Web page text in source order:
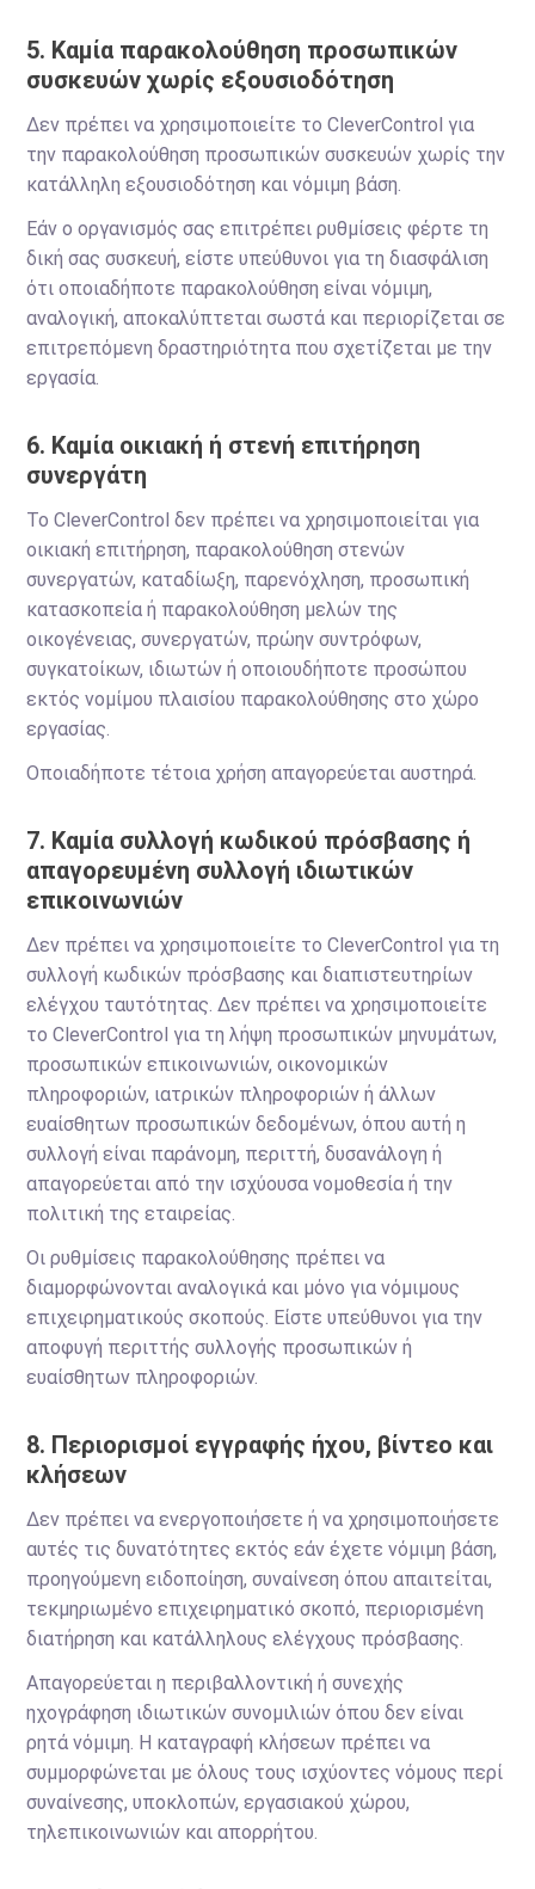
5. Καμία παρακολούθηση προσωπικών
συσκευών χωρίς εξουσιοδότηση
Δεν πρέπει να χρησιμοποιείτε το CleverControl για
την παρακολούθηση προσωπικών συσκευών χωρίς την
κατάλληλη εξουσιοδότηση και νόμιμη βάση.
Εάν ο οργανισμός σας επιτρέπει ρυθμίσεις φέρτε τη
δική σας συσκευή, είστε υπεύθυνοι για τη διασφάλιση
ότι οποιαδήποτε παρακολούθηση είναι νόμιμη,
αναλογική, αποκαλύπτεται σωστά και περιορίζεται σε
επιτρεπόμενη δραστηριότητα που σχετίζεται με την
εργασία.
6. Καμία οικιακή ή στενή επιτήρηση
συνεργάτη
Το CleverControl δεν πρέπει να χρησιμοποιείται για
οικιακή επιτήρηση, παρακολούθηση στενών
συνεργατών, καταδίωξη, παρενόχληση, προσωπική
κατασκοπεία ή παρακολούθηση μελών της
οικογένειας, συνεργατών, πρώην συντρόφων,
συγκατοίκων, ιδιωτών ή οποιουδήποτε προσώπου
εκτός νομίμου πλαισίου παρακολούθησης στο χώρο
εργασίας.
Οποιαδήποτε τέτοια χρήση απαγορεύεται αυστηρά.
7. Καμία συλλογή κωδικού πρόσβασης ή
απαγορευμένη συλλογή ιδιωτικών
επικοινωνιών
Δεν πρέπει να χρησιμοποιείτε το CleverControl για τη
συλλογή κωδικών πρόσβασης και διαπιστευτηρίων
ελέγχου ταυτότητας. Δεν πρέπει να χρησιμοποιείτε
το CleverControl για τη λήψη προσωπικών μηνυμάτων,
προσωπικών επικοινωνιών, οικονομικών
πληροφοριών, ιατρικών πληροφοριών ή άλλων
ευαίσθητων προσωπικών δεδομένων, όπου αυτή η
συλλογή είναι παράνομη, περιττή, δυσανάλογη ή
απαγορεύεται από την ισχύουσα νομοθεσία ή την
πολιτική της εταιρείας.
Οι ρυθμίσεις παρακολούθησης πρέπει να
διαμορφώνονται αναλογικά και μόνο για νόμιμους
επιχειρηματικούς σκοπούς. Είστε υπεύθυνοι για την
αποφυγή περιττής συλλογής προσωπικών ή
ευαίσθητων πληροφοριών.
8. Περιορισμοί εγγραφής ήχου, βίντεο και
κλήσεων
Δεν πρέπει να ενεργοποιήσετε ή να χρησιμοποιήσετε
αυτές τις δυνατότητες εκτός εάν έχετε νόμιμη βάση,
προηγούμενη ειδοποίηση, συναίνεση όπου απαιτείται,
τεκμηριωμένο επιχειρηματικό σκοπό, περιορισμένη
διατήρηση και κατάλληλους ελέγχους πρόσβασης.
Απαγορεύεται η περιβαλλοντική ή συνεχής
ηχογράφηση ιδιωτικών συνομιλιών όπου δεν είναι
ρητά νόμιμη. Η καταγραφή κλήσεων πρέπει να
συμμορφώνεται με όλους τους ισχύοντες νόμους περί
συναίνεσης, υποκλοπών, εργασιακού χώρου,
τηλεπικοινωνιών και απορρήτου.